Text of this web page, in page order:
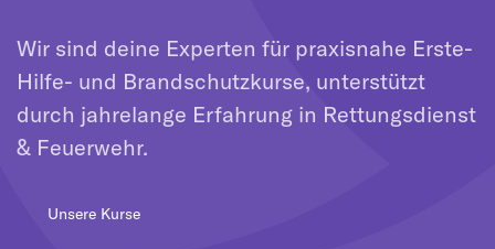
Wir sind deine Experten für praxisnahe Erste-
Hilfe- und Brandschutzkurse, unterstützt
durch jahrelange Erfahrung in Rettungsdienst
& Feuerwehr.
Unsere Kurse